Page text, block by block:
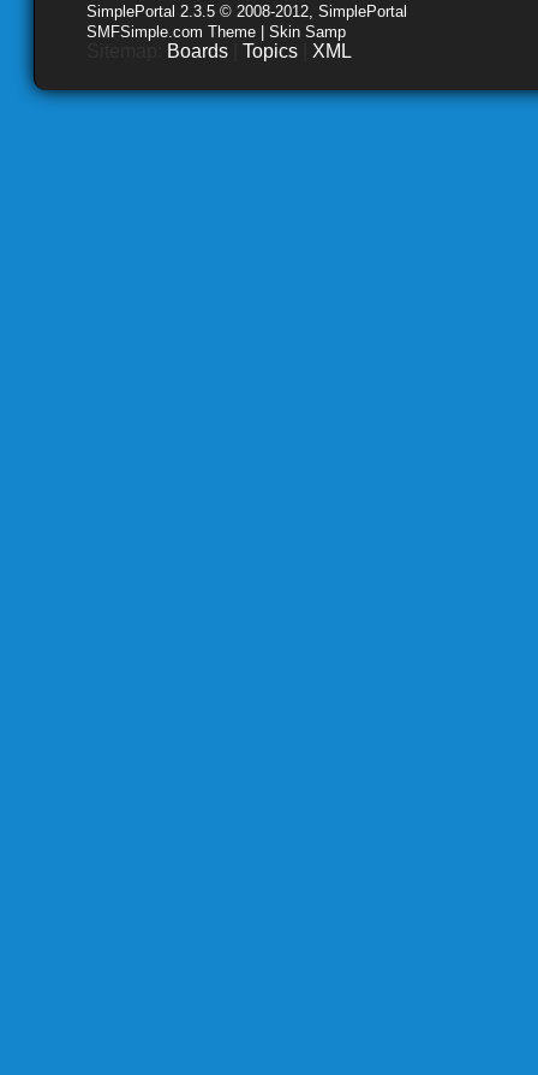
SimplePortal 2.3.5 © 2008-2012, SimplePortal
SMFSimple.com Theme | Skin Samp
Boards Topics XML